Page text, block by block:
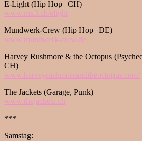
E-Light (Hip Hop | CH)
www.mx3.ch/elight
Mundwerk-Crew (Hip Hop | DE)
www.mundwerk-crew.de
Harvey Rushmore & the Octopus
CH)
www. harveyrushmoreandtheoctopus.com/
The Jackets (Garage, Punk)
www.thejackets.ch
***
Samstag: